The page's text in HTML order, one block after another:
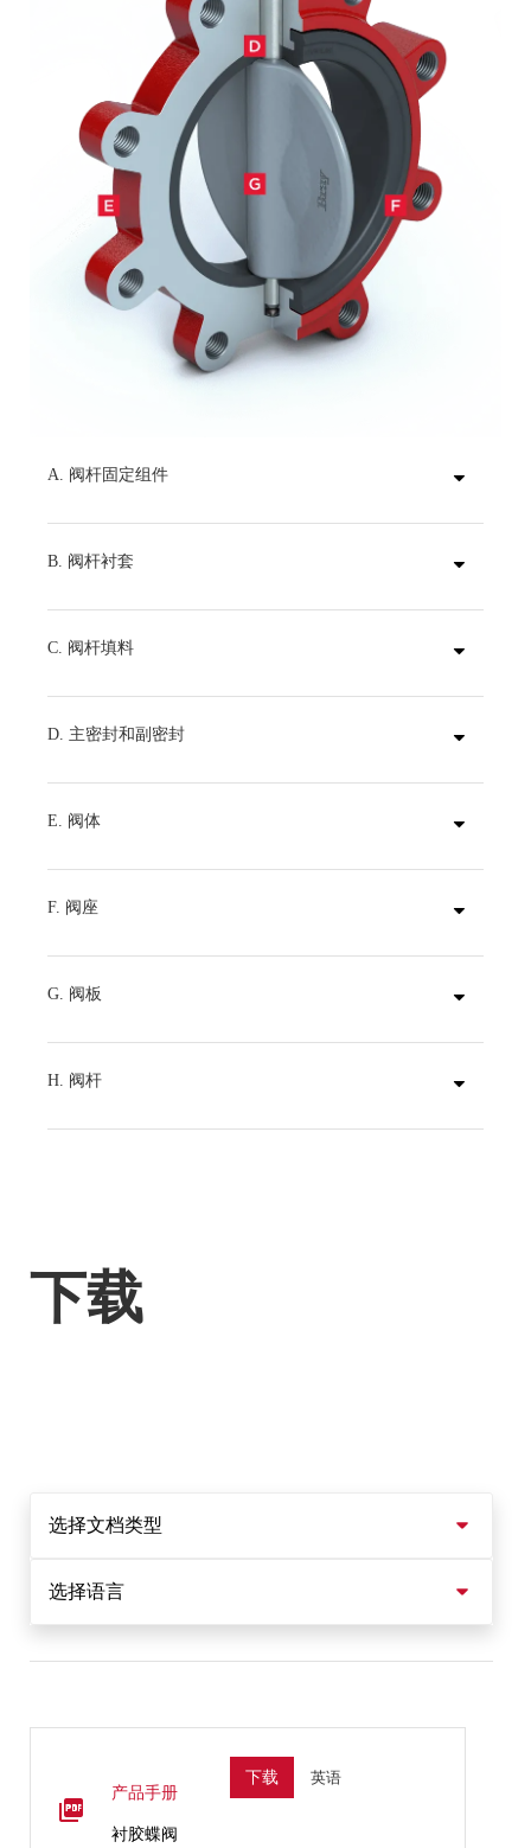
A. 阀杆固定组件
B. 阀杆衬套
C. 阀杆填料
D. 主密封和副密封
E. 阀体
F. 阀座
G. 阀板
H. 阀杆
下载
产品手册
衬胶蝶阀
下载 英语